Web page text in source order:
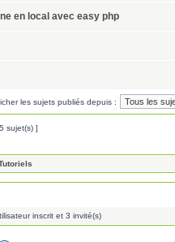
en local avec easy php
les sujets publiés depuis :
sujet(s) ]
inscrit et 3 invité(s)